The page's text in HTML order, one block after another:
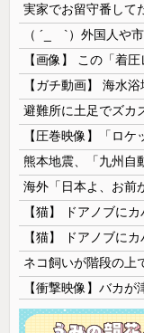
【衝撃映像】バカ